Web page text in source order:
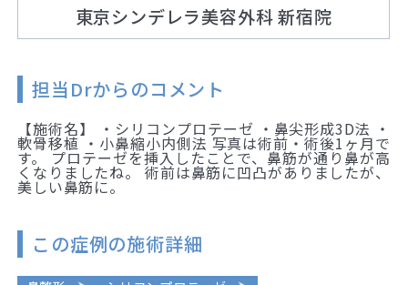
東京シンデレラ美容外科 新宿院
担当Drからのコメント
【施術名】 ・シリコンプロテーゼ ・鼻尖形成3D法 ・
軟骨移植 ・小鼻縮小内側法 写真は術前・術後1ヶ月で
す。 プロテーゼを挿入したことで、鼻筋が通り鼻が高
くなりましたね。 術前は鼻筋に凹凸がありましたが、
美しい鼻筋に。
この症例の施術詳細